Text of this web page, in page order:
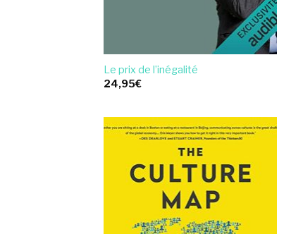
Le prix de l’inégalité
24,95€